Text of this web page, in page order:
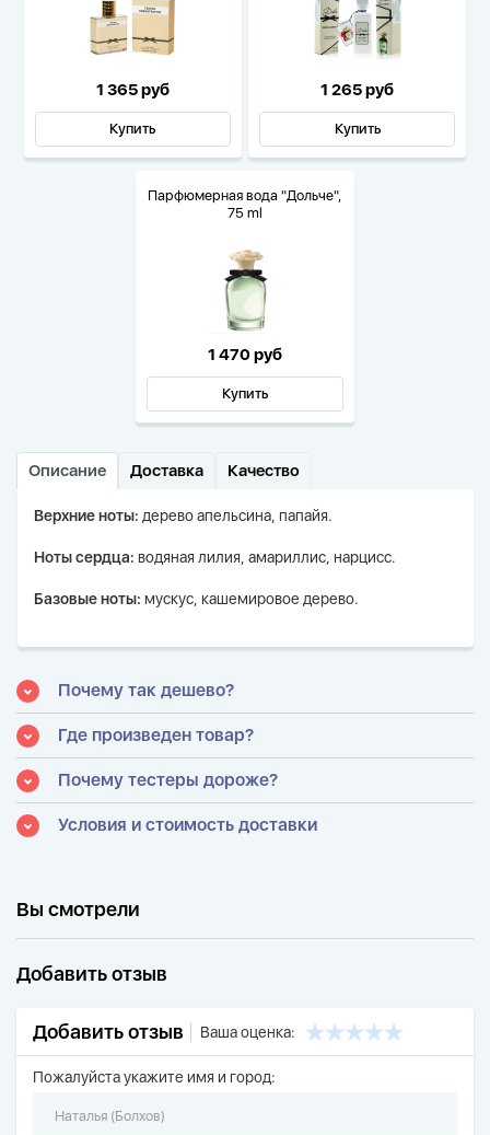
1 365 руб
Купить
1 265 руб
Купить
Парфюмерная вода "Дольче",
75 ml
1 470 руб
Купить
Описание Доставка Качество
Верхние ноты: дерево апельсина, папайя.
Ноты сердца: водяная лилия, амариллис, нарцисс.
Базовые ноты: мускус, кашемировое дерево.
Почему так дешево?
Где произведен товар?
Почему тестеры дороже?
Условия и стоимость доставки
Вы смотрели
Добавить отзыв
Добавить отзыв Ваша оценка:
Пожалуйста укажите имя и город: